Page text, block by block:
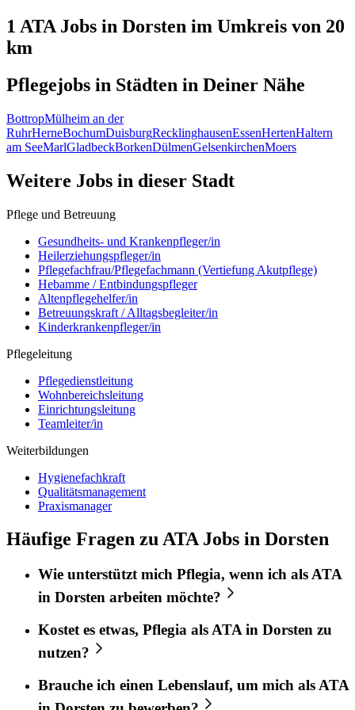
1 ATA Jobs in Dorsten im Umkreis von 20
km
Pflegejobs in Städten in Deiner Nähe
BottropMülheim an der
RuhrHerneBochumDuisburgRecklinghausenEssenHertenHaltern
am SeeMarlGladbeckBorkenDülmenGelsenkirchenMoers
Weitere Jobs in dieser Stadt
Pflege und Betreuung
Gesundheits- und Krankenpfleger/in
Heilerziehungspfleger/in
Pflegefachfrau/Pflegefachmann (Vertiefung Akutpflege)
Hebamme / Entbindungspfleger
Altenpflegehelfer/in
Betreuungskraft / Alltagsbegleiter/in
Kinderkrankenpfleger/in
Pflegeleitung
Pflegedienstleitung
Wohnbereichsleitung
Einrichtungsleitung
Teamleiter/in
Weiterbildungen
Hygienefachkraft
Qualitätsmanagement
Praxismanager
Häufige Fragen zu ATA Jobs in Dorsten
Wie unterstützt mich Pflegia, wenn ich alsATA
in Dorsten arbeiten möchte?
Kostet es etwas, Pflegia als ATA in Dorsten zu
nutzen?
Brauche ich einen Lebenslauf, um mich als ATA